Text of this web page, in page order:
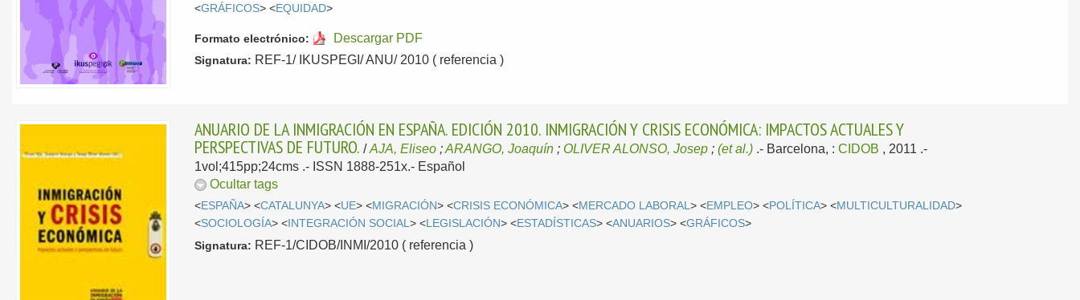
<GRÁFICOS> <EQUIDAD>
Formato electrónico: Descargar PDF
Signatura: REF-1/ IKUSPEGI/ ANU/ 2010 ( referencia )
ANUARIO DE LA INMIGRACIÓN EN ESPAÑA. EDICIÓN 2010. INMIGRACIÓN Y CRISIS ECONÓMICA: IMPACTOS ACTUALES Y
PERSPECTIVAS DE FUTURO. /AJA, Eliseo ;ARANGO, Joaquín ; OLIVER ALONSO, Josep ;(et al.) .- Barcelona, :CIDOB , 2011 .-
1vol;415pp;24cms .- ISSN 1888-251x.- Español
Ocultar tags
<ESPAÑA> <CATALUNYA> <UE> <MIGRACIÓN> <CRISIS ECONÓMICA> <MERCADO LABORAL> <EMPLEO> <POLÍTICA> <MULTICULTURALIDAD>
<SOCIOLOGÍA> <INTEGRACIÓN SOCIAL> <LEGISLACIÓN> <ESTADÍSTICAS> <ANUARIOS> <GRÁFICOS>
Signatura: REF-1/CIDOB/INMI/2010 ( referencia )